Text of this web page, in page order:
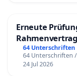
Erneute
64 Unterschriften
64 Unterschriften /
24 Jul 2026